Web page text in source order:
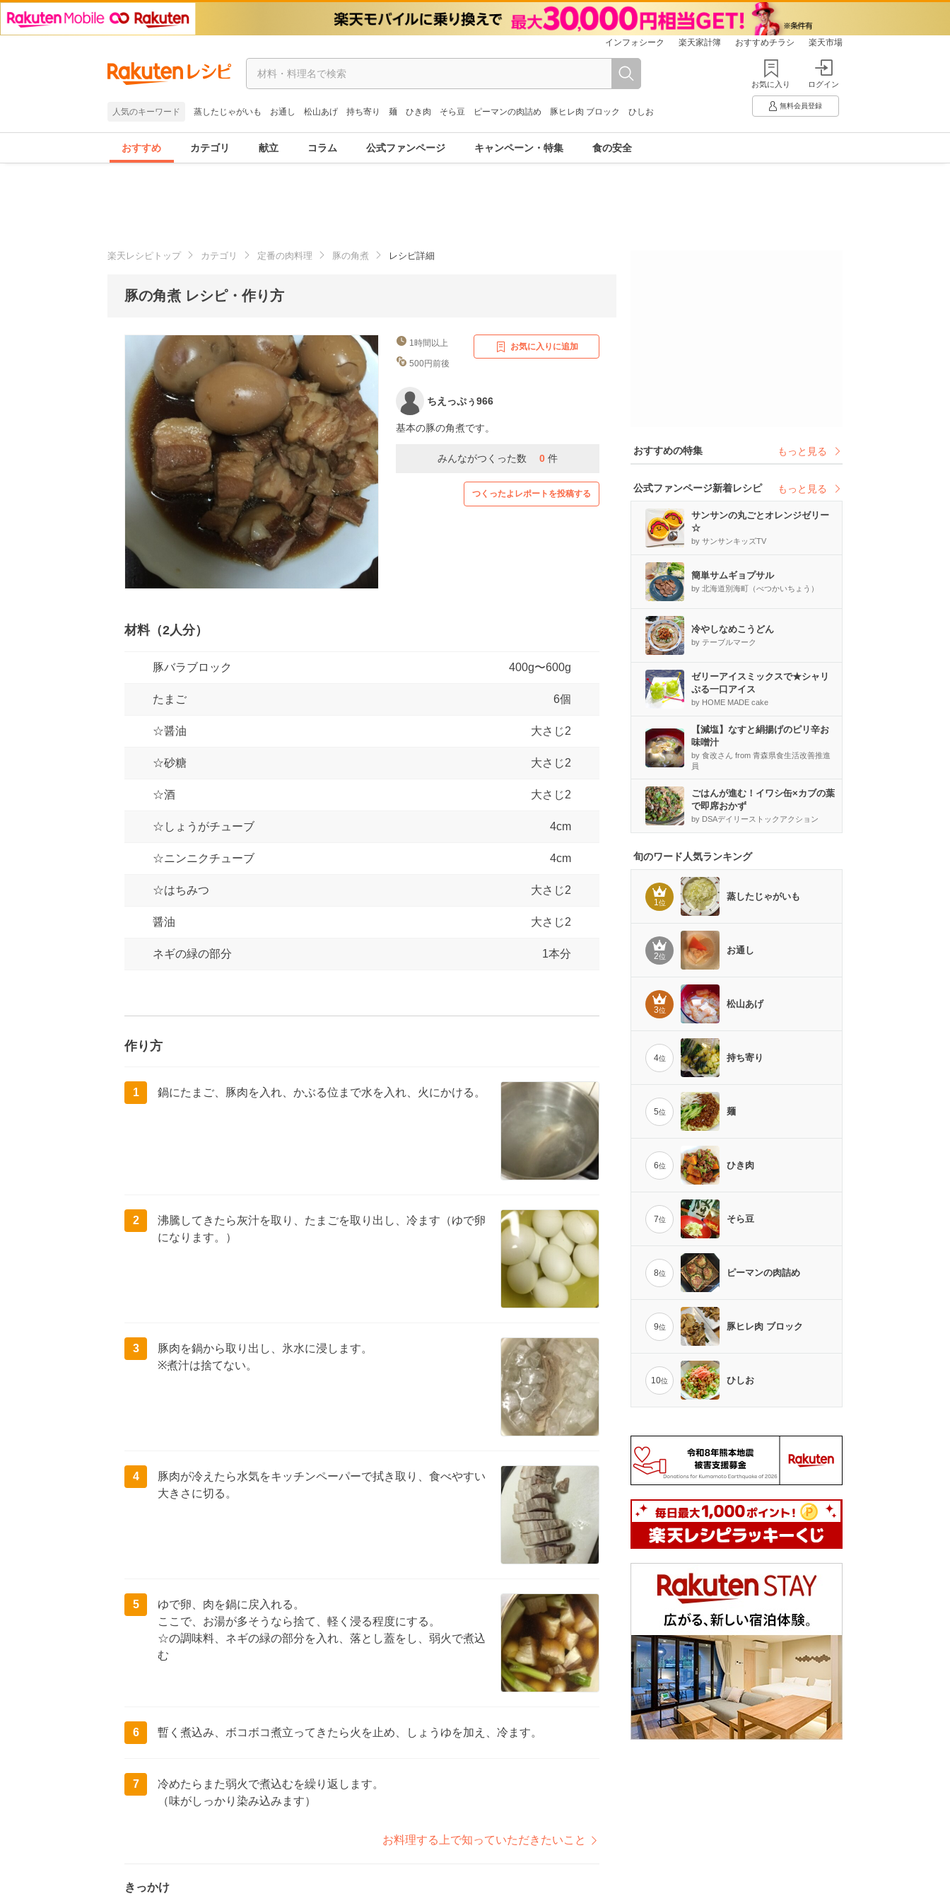
インフォシーク 楽天家計簿 おすすめチラシ 楽天市場
人気のキーワード 蒸したじゃがいも お通し 松山あげ 持ち寄り 麺 ひき肉 そら豆 ピーマンの肉詰め 豚ヒレ肉 ブロック ひしお
お気に入り ログイン
無料会員登録
おすすめ カテゴリ 献立 コラム 公式ファンページ キャンペーン・特集 食の安全
楽天レシピトップ カテゴリ 定番の肉料理 豚の角煮 レシピ詳細
豚の角煮 レシピ・作り方
1時間以上
500円前後
お気に入りに追加
ちえっぷぅ966
基本の豚の角煮です。
みんながつくった数 0 件
つくったよレポートを投稿する
材料（2人分）
豚バラブロック 400g〜600g
たまご 6個
☆醤油 大さじ2
☆砂糖 大さじ2
☆酒 大さじ2
☆しょうがチューブ 4cm
☆ニンニクチューブ 4cm
☆はちみつ 大さじ2
醤油 大さじ2
ネギの緑の部分 1本分
作り方
1 鍋にたまご、豚肉を入れ、かぶる位まで水を入れ、火にかける。
2
沸騰してきたら灰汁を取り、たまごを取り出し、冷ます（ゆで卵
になります。）
3
豚肉を鍋から取り出し、氷水に浸します。
※煮汁は捨てない。
4
豚肉が冷えたら水気をキッチンペーパーで拭き取り、食べやすい
大きさに切る。
5
ゆで卵、肉を鍋に戻入れる。
ここで、お湯が多そうなら捨て、軽く浸る程度にする。
☆の調味料、ネギの緑の部分を入れ、落とし蓋をし、弱火で煮込
む
6 暫く煮込み、ボコボコ煮立ってきたら火を止め、しょうゆを加え、冷ます。
7
冷めたらまた弱火で煮込むを繰り返します。
（味がしっかり染み込みます）
お料理する上で知っていただきたいこと
きっかけ
おすすめの特集 もっと見る
公式ファンページ新着レシピ もっと見る
サンサンの丸ごとオレンジゼリー
☆
by サンサンキッズTV
簡単サムギョプサル
by 北海道別海町（べつかいちょう）
冷やしなめこうどん
by テーブルマーク
ゼリーアイスミックスで★シャリ
ぷる一口アイス
by HOME MADE cake
【減塩】なすと絹揚げのピリ辛お
味噌汁
by 食改さん from 青森県食生活改善推進
員
ごはんが進む！イワシ缶×カブの葉
で即席おかず
by DSAデイリーストックアクション
旬のワード人気ランキング
1位
蒸したじゃがいも
2位
お通し
3位
松山あげ
4位 持ち寄り
5位 麺
6位 ひき肉
7位 そら豆
8位 ピーマンの肉詰め
9位 豚ヒレ肉 ブロック
10位 ひしお